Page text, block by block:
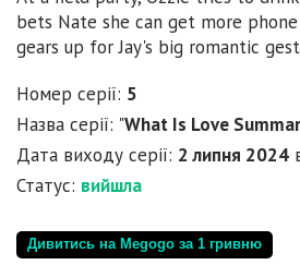
bets Nate she can get more
gears up for Jay's big romantic
Номер серії: 5
Назва серії: "What Is Love
Дата виходу серії: 2 липня 2024
Статус: вийшла
Дивитись на Megogo за 1 гривню